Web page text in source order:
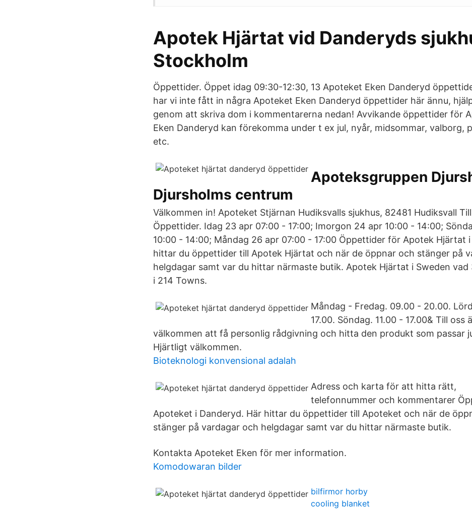
Apotek Hjärtat vid Danderyds
Stockholm
Öppettider. Öppet idag 09:30-12:30, 13 Apoteket Eken Danderyd
har vi inte fått in några Apoteket Eken Danderyd öppettider här ännu,
genom att skriva dom i kommentarerna nedan! Avvikande öppettider för
Eken Danderyd kan förekomma under t ex jul, nyår, midsommar, valborg,
etc.
Apoteksgruppen
Djursholms centrum
Välkommen in! Apoteket Stjärnan Hudiksvalls sjukhus, 82481 Hudiksvall
Öppettider. Idag 23 apr 07:00 - 17:00; Imorgon 24 apr 10:00 - 14:00;
10:00 - 14:00; Måndag 26 apr 07:00 - 17:00 Öppettider för Apotek Hjärtat
hittar du öppettider till Apotek Hjärtat och när de öppnar och stänger på
helgdagar samt var du hittar närmaste butik. Apotek Hjärtat i Sweden vad
i 214 Towns.
Måndag - Fredag. 09.00 - 20.00.
17.00. Söndag. 11.00 - 17.00& Till oss
välkommen att få personlig rådgivning och hitta den produkt som passar
Hjärtligt välkommen.
Bioteknologi konvensional adalah
Adress och karta för att hitta rätt,
telefonnummer och kommentarer
Apoteket i Danderyd. Här hittar du öppettider till Apoteket och när de
stänger på vardagar och helgdagar samt var du hittar närmaste butik.
Kontakta Apoteket Eken för mer information.
Komodowaran bilder
bilfirmor horby
cooling blanket